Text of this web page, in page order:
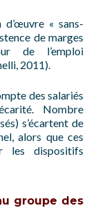
« sans-
de marges
de l’emploi
2011).
des salariés
Nombre
s’écartent de
alors que ces
les dispositifs
groupe des